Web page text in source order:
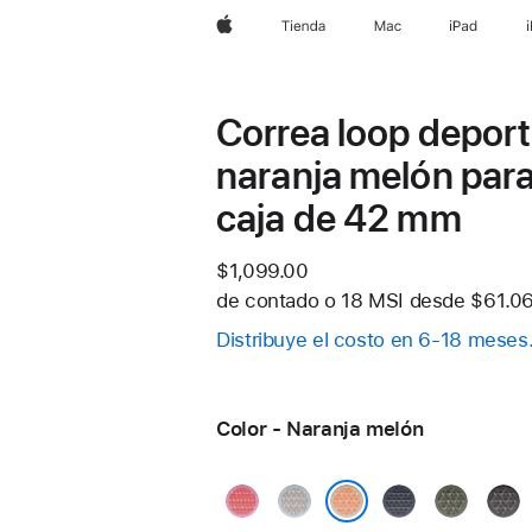
AppleTienda Mac iPad
Correa loop
naranja melón
caja de 42 mm
$1,099.00
de contado o 18 MSI desde
Distribuye el costo en 6-18 meses.
Color - Naranja melón
GuayabaNeblina
Azul
BosqueGris